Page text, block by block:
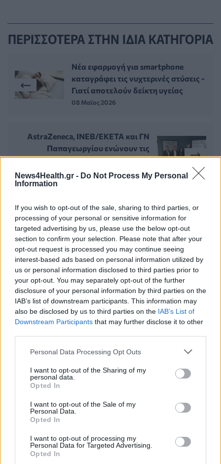
News4Health.gr - Do Not Process My Personal
Information
If you wish to opt-out of the sale, sharing to third parties, or
processing of your personal or sensitive information for
targeted advertising by us, please use the below opt-out
section to confirm your selection. Please note that after your
opt-out request is processed you may continue seeing
interest-based ads based on personal information utilized by
us or personal information disclosed to third parties prior to
your opt-out. You may separately opt-out of the further
disclosure of your personal information by third parties on the
IAB’s list of downstream participants. This information may
also be disclosed by us to third parties on the IAB’s List of
Downstream Participants that may further disclose it to other
Personal Data Processing Opt Outs
I want to opt-out of the Sharing of my
personal data.
Opted In
I want to opt-out of the Sale of my
Personal Data.
Opted In
I want to opt-out of processing my
Personal Data for Targeted Advertising.
Opted In
ΠΕΡΙΣΣΟΤΕΡΑ ΣΤΗΝ ΙΔΙΑ ΚΑΤΗΓΟΡΙΑ
Νέα εφαρμογή για smartphone
καταγράφει τις νυχτερινές στύσεις -
Γιατί αποτελούν δείκτη υγείας
08 Μαϊος 2026
AstraZeneca, ΙΝΕΒ/ΕΚΕΤΑ και ΓΝ
Παπαγεωργίου ενώνουν τις
δυνάμεις τους στην Κλινική Έρευνα
13 Μαϊος 2026
ΣΧΕΤΙΚΑ ΑΡΘΡΑ
ΠΟΛΙΤΙΚΉ ΥΓΕΊΑΣ 29/07/2026 - 20:14
Στο Υπουργικό Συμβούλιο το νομοσχέδιο για τη